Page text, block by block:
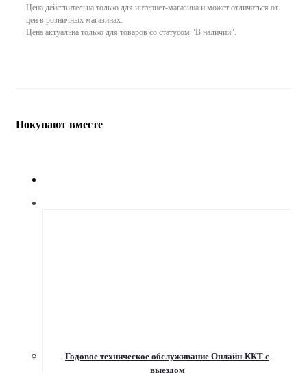
Цена действительна только для интернет-магазина и может отличаться от
цен в розничных магазинах.
Цена актуальна только для товаров со статусом "В наличии".
Покупают вместе
Годовое техническое обслуживание Онлайн-ККТ с
выездом